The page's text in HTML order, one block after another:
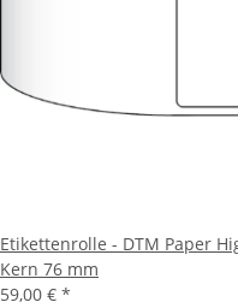
Etikettenrolle - DTM Paper
Kern 76 mm
59,00 € *